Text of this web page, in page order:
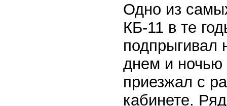
Одно из
КБ-11 в те
подпрыгивал
днем и ночью
приезжал с
кабинете.